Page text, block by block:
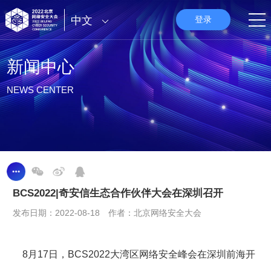
中文 登录
新闻中心
NEWS CENTER
BCS2022|奇安信生态合作伙伴大会在深圳召开
发布日期：2022-08-18 作者：北京网络安全大会
8月17日，BCS2022大湾区网络安全峰会在深圳前海开